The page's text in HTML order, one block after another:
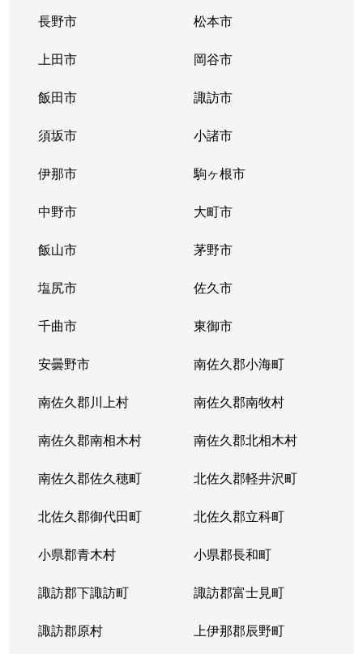
長野市 松本市
上田市 岡谷市
飯田市 諏訪市
須坂市 小諸市
伊那市 駒ヶ根市
中野市 大町市
飯山市 茅野市
塩尻市 佐久市
千曲市 東御市
安曇野市 南佐久郡小海町
南佐久郡川上村 南佐久郡南牧村
南佐久郡南相木村 南佐久郡北相木村
南佐久郡佐久穂町 北佐久郡軽井沢町
北佐久郡御代田町 北佐久郡立科町
小県郡青木村 小県郡長和町
諏訪郡下諏訪町 諏訪郡富士見町
諏訪郡原村 上伊那郡辰野町